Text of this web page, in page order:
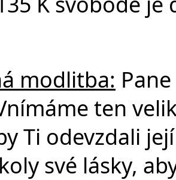
modlitba:
ten
Ti odevzdali
své lásky,